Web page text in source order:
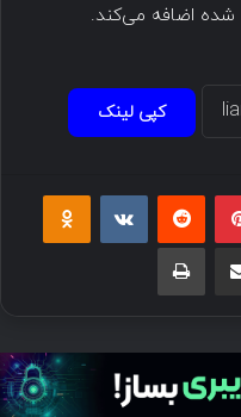
کپی لینک
پینتریست
چاپ